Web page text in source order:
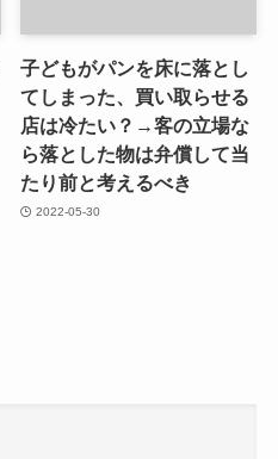
子どもがパンを床に落とし
てしまった、買い取らせる
店は冷たい？→客の立場な
ら落とした物は弁償して当
たり前と考えるべき
2022-05-30